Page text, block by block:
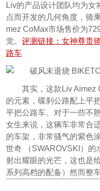
Liv的产品设计团队均为
点而开发的几何角度，骑
mez CoMax市场售价为
觉。 评测链接：女神尊贵
路车
其实，这款Liv Aimez
的元素，碟刹公路配上平
平把公路车。对于一些不
女生来说，这辆车非常合
的车架，非常骚气的紫色
世奇 （SWAROVSKI）的
射出耀眼的光芒，这也是
系列高档的配备）然而整